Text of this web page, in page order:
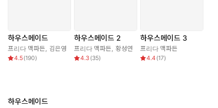
하우스메이드
프리다 맥파든 김은영
4.5(190)
하우스메이드 2
프리다 맥파든 황성연
4.3 (35)
하우스메이드 3
프리다 맥파든
4.4 (17)
하우스메이드